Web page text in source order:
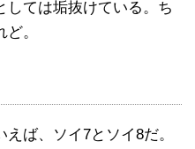
しては垢抜けている。ち
。
ば、ソイ7とソイ8だ。